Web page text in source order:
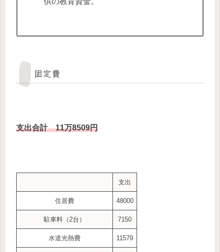
固定費
支出合計11万8509円
支出
住居費 48000
駐車料（2台） 7150
水道光熱費 11579